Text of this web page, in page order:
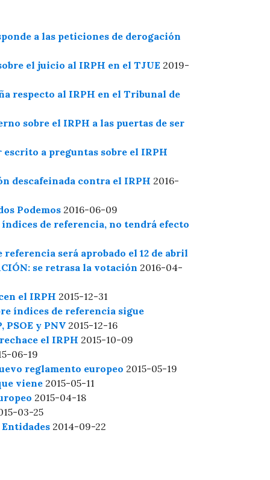
a las peticiones de derogación
el juicio al IRPH en el TJUE 2019-
respecto al IRPH en el Tribunal de
sobre el IRPH a las puertas de ser
a preguntas sobre el IRPH
descafeinada contra el IRPH 2016-
Podemos 2016-06-09
de referencia, no tendrá efecto
será aprobado el 12 de abril
se retrasa la votación 2016-04-
el IRPH 2015-12-31
índices de referencia sigue
PSOE y PNV 2015-12-16
el IRPH 2015-10-09
06-19
reglamento europeo 2015-05-19
viene 2015-05-11
2015-04-18
03-25
2014-09-22